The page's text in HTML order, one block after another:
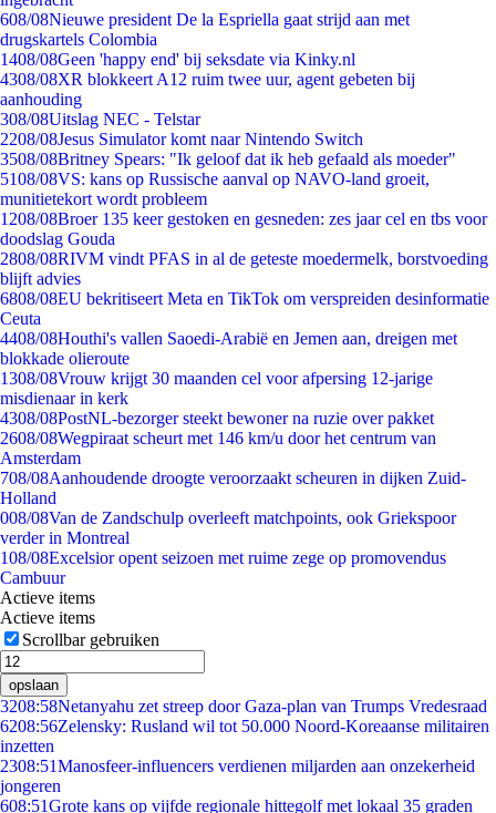
608/08Nieuwe president De la Espriella gaat strijd aan met
drugskartels Colombia
1408/08Geen 'happy end' bij seksdate via Kinky.nl
4308/08XR blokkeert A12 ruim twee uur, agent gebeten bij
aanhouding
308/08Uitslag NEC - Telstar
2208/08Jesus Simulator komt naar Nintendo Switch
3508/08Britney Spears: "Ik geloof dat ik heb gefaald als moeder"
5108/08VS: kans op Russische aanval op NAVO-land groeit,
munitietekort wordt probleem
1208/08Broer 135 keer gestoken en gesneden: zes jaar cel en tbs voor
doodslag Gouda
2808/08RIVM vindt PFAS in al de geteste moedermelk, borstvoeding
blijft advies
6808/08EU bekritiseert Meta en TikTok om verspreiden desinformatie
Ceuta
4408/08Houthi's vallen Saoedi-Arabië en Jemen aan, dreigen met
blokkade olieroute
1308/08Vrouw krijgt 30 maanden cel voor afpersing 12-jarige
misdienaar in kerk
4308/08PostNL-bezorger steekt bewoner na ruzie over pakket
2608/08Wegpiraat scheurt met 146 km/u door het centrum van
Amsterdam
708/08Aanhoudende droogte veroorzaakt scheuren in dijken Zuid-
Holland
008/08Van de Zandschulp overleeft matchpoints, ook Griekspoor
verder in Montreal
108/08Excelsior opent seizoen met ruime zege op promovendus
Cambuur
Actieve items
Actieve items
Scrollbar gebruiken
opslaan
3208:58Netanyahu zet streep door Gaza-plan van Trumps Vredesraad
6208:56Zelensky: Rusland wil tot 50.000 Noord-Koreaanse militairen
inzetten
2308:51Manosfeer-influencers verdienen miljarden aan onzekerheid
jongeren
608:51Grote kans op vijfde regionale hittegolf met lokaal 35 graden